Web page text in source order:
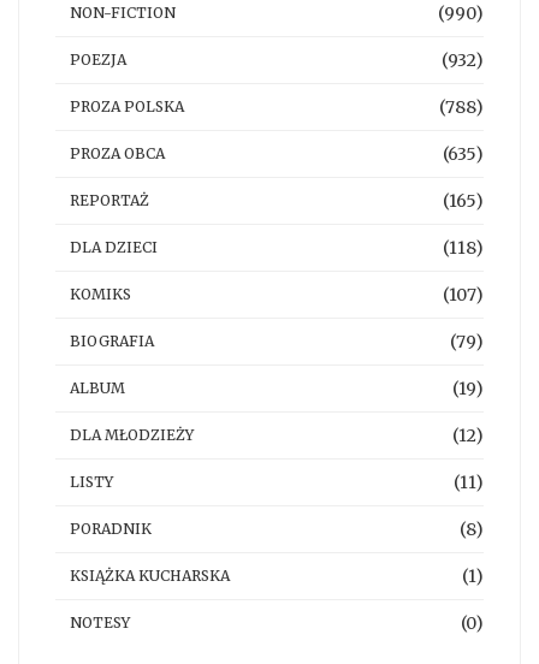
NON-FICTION (990)
POEZJA (932)
PROZA POLSKA (788)
PROZA OBCA (635)
REPORTAŻ (165)
DLA DZIECI (118)
KOMIKS (107)
BIOGRAFIA (79)
ALBUM (19)
DLA MŁODZIEŻY (12)
LISTY (11)
PORADNIK (8)
KSIĄŻKA KUCHARSKA (1)
NOTESY (0)